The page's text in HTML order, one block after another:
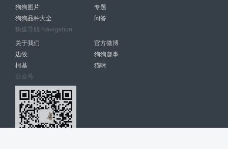
狗狗图片
专题
狗狗品种大全
问答
快速导航 Navigation
关于我们
官方微博
边牧
狗狗趣事
柯基
猫咪
公众号